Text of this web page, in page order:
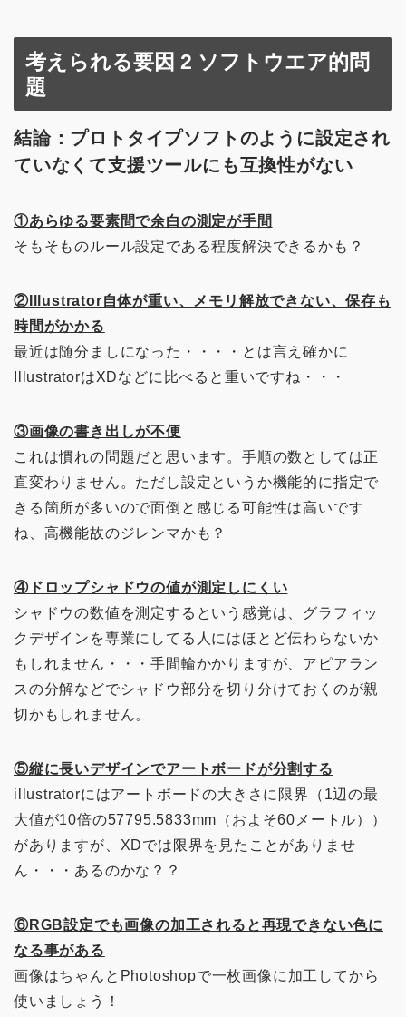
考えられる要因 2 ソフトウエア的問
題
結論：プロトタイプソフトのように設定され
ていなくて支援ツールにも互換性がない
①あらゆる要素間で余白の測定が手間
そもそものルール設定である程度解決できるかも？
②Illustrator自体が重い、メモリ解放できない、保存も
時間がかかる
最近は随分ましになった・・・・とは言え確かに
IllustratorはXDなどに比べると重いですね・・・
③画像の書き出しが不便
これは慣れの問題だと思います。手順の数としては正
直変わりません。ただし設定というか機能的に指定で
きる箇所が多いので面倒と感じる可能性は高いです
ね、高機能故のジレンマかも？
④ドロップシャドウの値が測定しにくい
シャドウの数値を測定するという感覚は、グラフィッ
クデザインを専業にしてる人にはほとど伝わらないか
もしれません・・・手間輪かかりますが、アピアラン
スの分解などでシャドウ部分を切り分けておくのが親
切かもしれません。
⑤縦に長いデザインでアートボードが分割する
illustratorにはアートボードの大きさに限界（1辺の最
大値が10倍の57795.5833mm（およそ60メートル））
がありますが、XDでは限界を見たことがありませ
ん・・・あるのかな？？
⑥RGB設定でも画像の加工されると再現できない色に
なる事がある
画像はちゃんとPhotoshopで一枚画像に加工してから
使いましょう！